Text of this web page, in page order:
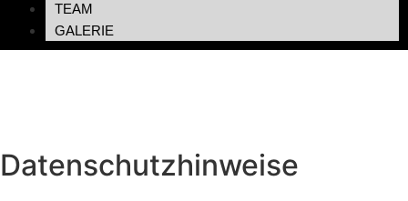
TEAM
GALERIE
Datenschutzhinweise